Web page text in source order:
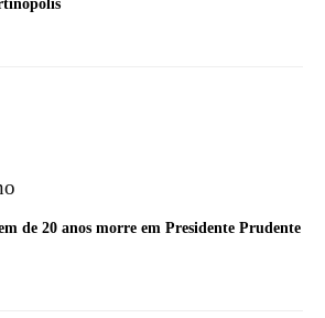
de 20 anos morre em Presidente Prudente